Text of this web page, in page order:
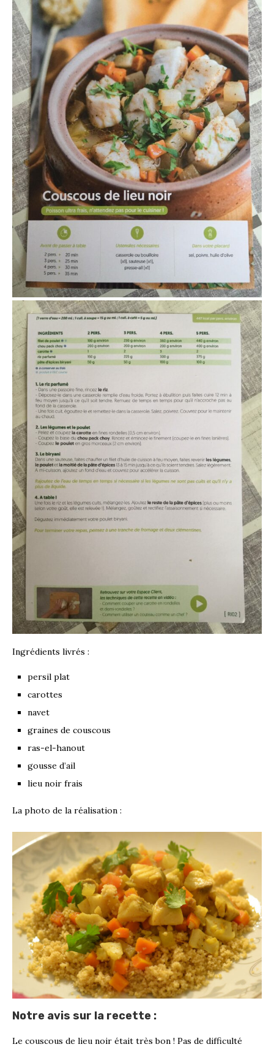
Ingrédients livrés :
persil plat
carottes
navet
graines de couscous
ras-el-hanout
gousse d’ail
lieu noir frais
La photo de la réalisation :
Notre avis sur la recette :
Le couscous de lieu noir était très bon ! Pas de difficulté